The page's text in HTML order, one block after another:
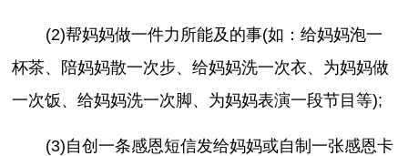
(2)帮妈妈做一件力所能及的事(如：给妈妈泡一
杯茶、陪妈妈散一次步、给妈妈洗一次衣、为妈妈做
一次饭、给妈妈洗一次脚、为妈妈表演一段节目等);
(3)自创一条感恩短信发给妈妈或自制一张感恩卡